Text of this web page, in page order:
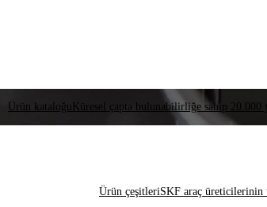
Ürün kataloğu Küresel çapta bulunabilirliğe sahip 20.000
Ürün çeşitleriSKF araç üreticilerinin